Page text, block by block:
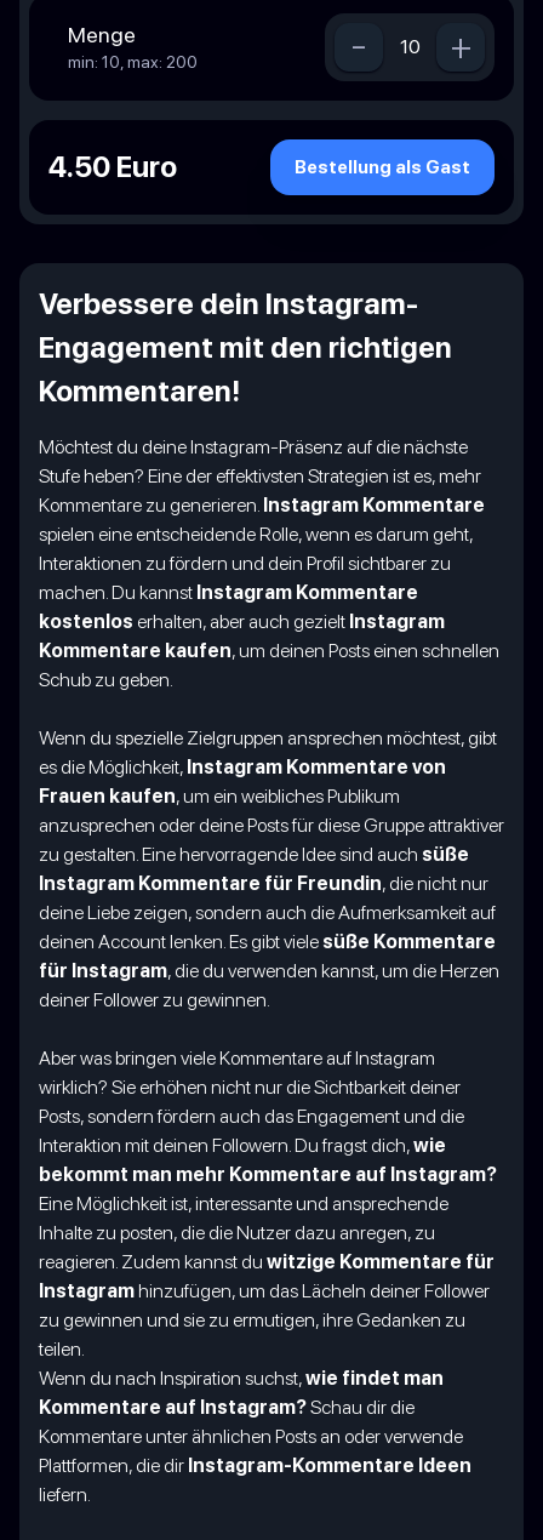
Menge
min: 10, max: 200 - +
4.50 Euro Bestellung als Gast
Verbessere dein Instagram-
Engagement mit den richtigen
Kommentaren!
Möchtest du deine Instagram-Präsenz auf die nächste
Stufe heben? Eine der effektivsten Strategien ist es, mehr
Kommentare zu generieren. Instagram Kommentare
spielen eine entscheidende Rolle, wenn es darum geht,
Interaktionen zu fördern und dein Profil sichtbarer zu
machen. Du kannst Instagram Kommentare
kostenlos erhalten, aber auch gezielt Instagram
Kommentare kaufen, um deinen Posts einen schnellen
Schub zu geben.
Wenn du spezielle Zielgruppen ansprechen möchtest, gibt
es die Möglichkeit, Instagram Kommentare von
Frauen kaufen, um ein weibliches Publikum
anzusprechen oder deine Posts für diese Gruppe attraktiver
zu gestalten. Eine hervorragende Idee sind auch süße
Instagram Kommentare für Freundin, die nicht nur
deine Liebe zeigen, sondern auch die Aufmerksamkeit auf
deinen Account lenken. Es gibt viele süße Kommentare
für Instagram, die du verwenden kannst, um die Herzen
deiner Follower zu gewinnen.
Aber was bringen viele Kommentare auf Instagram
wirklich? Sie erhöhen nicht nur die Sichtbarkeit deiner
Posts, sondern fördern auch das Engagement und die
Interaktion mit deinen Followern. Du fragst dich,wie
bekommt man mehr Kommentare auf Instagram?
Eine Möglichkeit ist, interessante und ansprechende
Inhalte zu posten, die die Nutzer dazu anregen, zu
reagieren. Zudem kannst du witzige Kommentare für
Instagramhinzufügen, um das Lächeln deiner Follower
zu gewinnen und sie zu ermutigen, ihre Gedanken zu
teilen.
Wenn du nach Inspiration suchst,wie findet man
Kommentare auf Instagram?Schau dir die
Kommentare unter ähnlichen Posts an oder verwende
Plattformen, die dir Instagram-Kommentare Ideen
liefern.